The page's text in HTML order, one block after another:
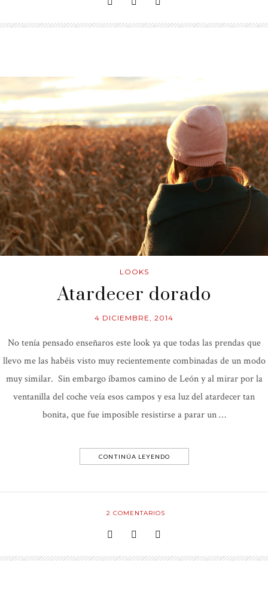
LOOKS
Atardecer dorado
4 DICIEMBRE, 2014
No tenía pensado enseñaros este look ya que todas las prendas que
llevo me las habéis visto muy recientemente combinadas de un modo
muy similar. Sin embargo íbamos camino de León y al mirar por la
ventanilla del coche veía esos campos y esa luz del atardecer tan
bonita, que fue imposible resistirse a parar un …
CONTINÚA LEYENDO
2 COMENTARIOS